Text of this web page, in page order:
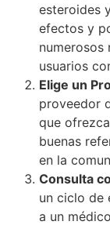
esteroides
efectos y
numerosos
usuarios
Elige un
proveedor
que
buenas
en la
Consulta
un ciclo de
a un